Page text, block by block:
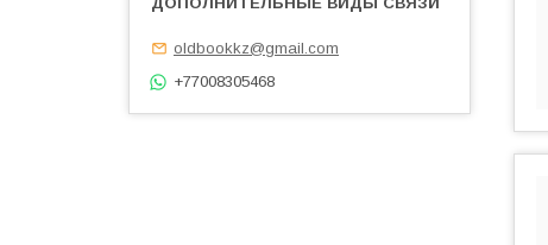
oldbookkz@gmail.com
+77008305468